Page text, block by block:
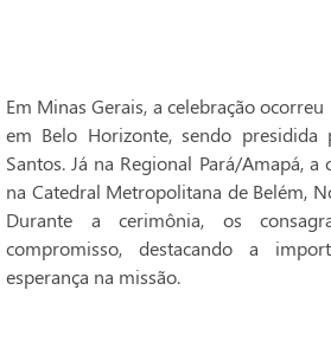
Em Minas Gerais, a celebração
em Belo Horizonte, sendo
Santos. Já na Regional Pará/Amapá, a
na Catedral Metropolitana de Belém,
Durante a cerimônia, os
compromisso, destacando a
esperança na missão.